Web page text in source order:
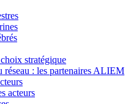
stratégique
réseau : les partenaires ALIEM
acteurs